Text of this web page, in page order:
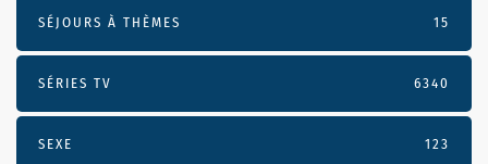
SÉJOURS À THÈMES 15
SÉRIES TV 6340
SEXE 123